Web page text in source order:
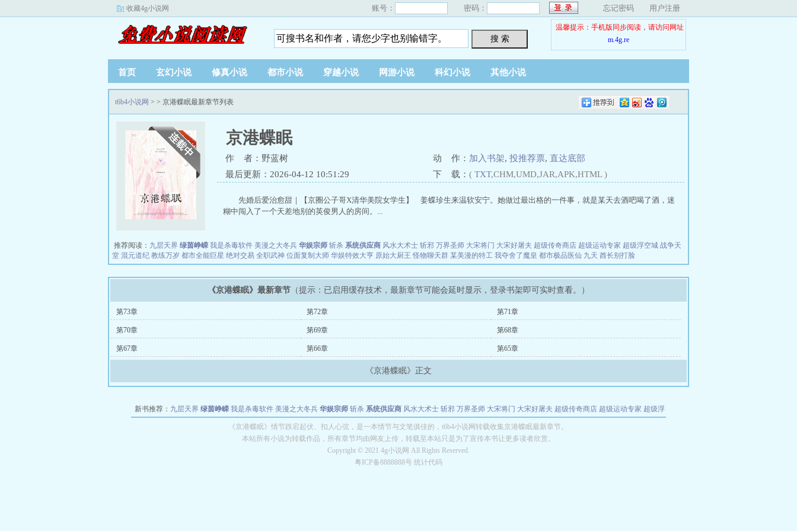
收藏4g小说网 账号： 密码： 忘记密码 用户注册
搜 索
温馨提示：手机版同步阅读，请访问网址
m.4g.re
首页 玄幻小说 修真小说 都市小说 穿越小说 网游小说 科幻小说 其他小说
t6b4小说网 > > 京港蝶眠最新章节列表
京港蝶眠
作 者：野蓝树 动 作： 加入书架, 投推荐票, 直达底部
最后更新：2026-04-12 10:51:29
下 载： ( TXT,CHM,UMD,JAR,APK,HTML )
先婚后爱治愈甜｜【京圈公子哥X清华美院女学生】 姜蝶珍生来温软安宁。她做过最出格的一件事，就是某天去酒吧喝了酒，迷
糊中闯入了一个天差地别的英俊男人的房间。...
推荐阅读： 九层天界 绿茵峥嵘 我是杀毒软件 美漫之大冬兵 华娱宗师 斩杀 系统供应商 风水大术士 斩邪 万界圣师 大宋将门 大宋好屠夫 超级传奇商店 超级运动专家 超级浮空城 战争天
堂 混元道纪 教练万岁 都市全能巨星 绝对交易 全职武神 位面复制大师 华娱特效大亨 原始大厨王 怪物聊天群 某美漫的特工 我夺舍了魔皇 都市极品医仙 九天 酋长别打脸
《京港蝶眠》最新章节 （提示：已启用缓存技术，最新章节可能会延时显示，登录书架即可实时查看。）
第73章 第72章 第71章
第70章 第69章 第68章
第67章 第66章 第65章
《京港蝶眠》正文
新书推荐： 九层天界 绿茵峥嵘 我是杀毒软件 美漫之大冬兵 华娱宗师 斩杀 系统供应商 风水大术士 斩邪 万界圣师 大宋将门 大宋好屠夫 超级传奇商店 超级运动专家 超级浮
教练万岁 都市全能巨星 绝对交易 全职武神 位面复制大师 华娱特效大亨 原始大厨王 怪物聊天群 某美漫的特工 我夺舍了魔皇
长别打脸
《京港蝶眠》情节跌宕起伏、扣人心弦，是一本情节与文笔俱佳的，t6b4小说网转载收集京港蝶眠最新章节。
本站所有小说为转载作品，所有章节均由网友上传，转载至本站只是为了宣传本书让更多读者欣赏。
Copyright © 2021 4g小说网 All Rights Reserved.
粤ICP备8888888号 统计代码